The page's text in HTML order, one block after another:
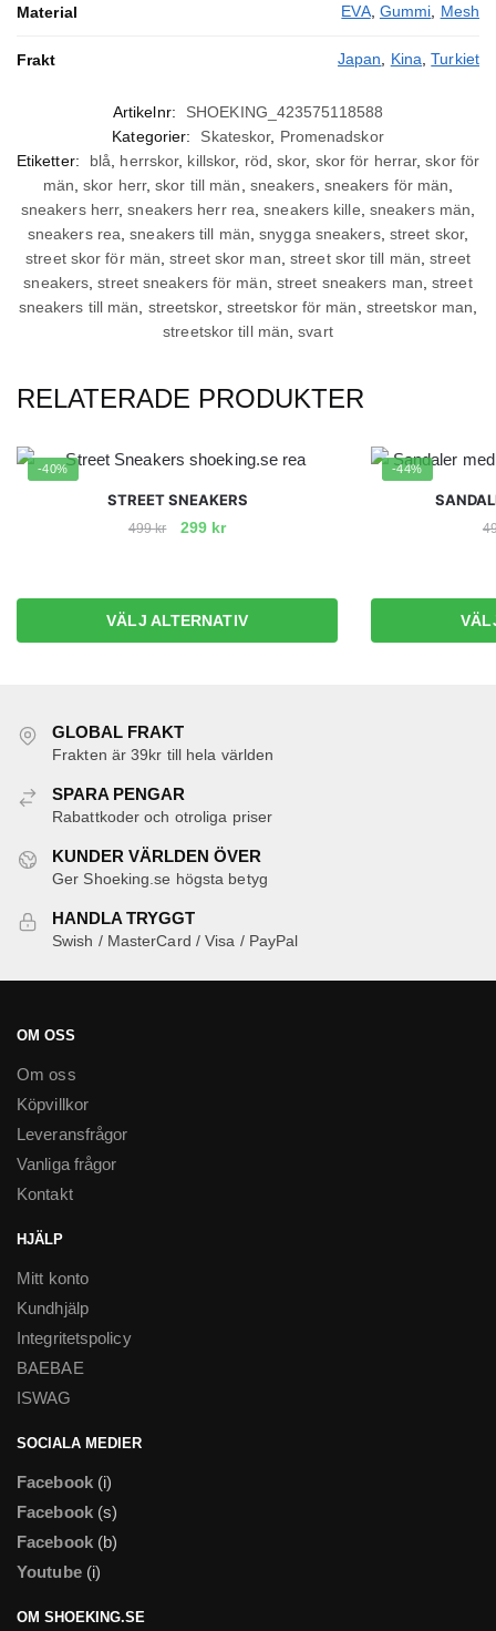
Material EVA, Gummi Mesh
Frakt Japan Kina ,Turkiet
Artikelnr:
SHOEKING_423575118588
Kategorier:
Skateskor, Promenadskor
Etiketter:
blå herrskor, killskor, röd ,skor, skor för herrar,skor för
män ,skor herr,skor till män sneakers sneakers för män
sneakers herr,sneakers herr rea ,sneakers kille sneakers män
sneakers rea ,sneakers till män ,snygga sneakers, street skor,
street skor för män ,street skor man street skor till män ,street
sneakers ,street sneakers för män street sneakers man ,street
sneakers till män
streetskor, streetskor för män streetskor man
streetskor till män ,svart
RELATERADE PRODUKTER
-40%
STREET SNEAKERS
499kr
Det
var:
499 kr.
299 krDet
är:
299 kr.
VÄLJ ALTERNATIV
produkten
har
De
olika
kan
väljas
på
produktsidan
-44%
GLOBAL FRAKT
Frakten är 39kr till hela världen
SPARA PENGAR
Rabattkoder och otroliga priser
KUNDER VÄRLDEN ÖVER
Ger Shoeking.se högsta betyg
HANDLA TRYGGT
Swish / MasterCard / Visa / PayPal
OM OSS
Om oss
Köpvillkor
Leveransfrågor
Vanliga frågor
Kontakt
HJÄLP
Mitt konto
Kundhjälp
Integritetspolicy
BAEBAE
ISWAG
SOCIALA MEDIER
Facebook(i)
Facebook(s)
Facebook(b)
Youtube(i)
OM SHOEKING.SE